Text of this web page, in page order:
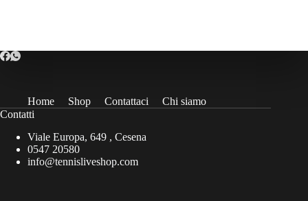
Home Shop Contattaci
Chi siamo
Contatti
Viale Europa, 649 , Cesena
0547 20580
info@tennisliveshop.com